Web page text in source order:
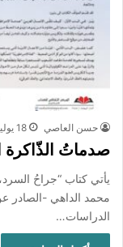
حسن العاصي 18 يوليو، 2026
صدماتُ الذّاكرة
يأتي كتاب “جراحُ السرد،
الدراسات…